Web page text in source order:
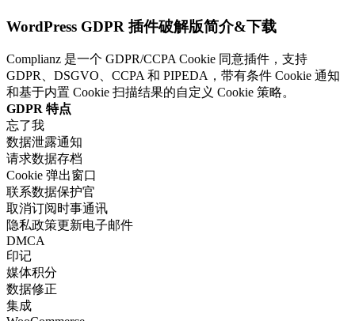
WordPress GDPR 插件破解版简介&下载
Complianz 是一个 GDPR/CCPA Cookie 同意插件，支持
GDPR、DSGVO、CCPA 和 PIPEDA，带有条件 Cookie 通知
和基于内置 Cookie 扫描结果的自定义 Cookie 策略。
GDPR 特点
忘了我
数据泄露通知
请求数据存档
Cookie 弹出窗口
联系数据保护官
取消订阅时事通讯
隐私政策更新电子邮件
DMCA
印记
媒体积分
数据修正
集成